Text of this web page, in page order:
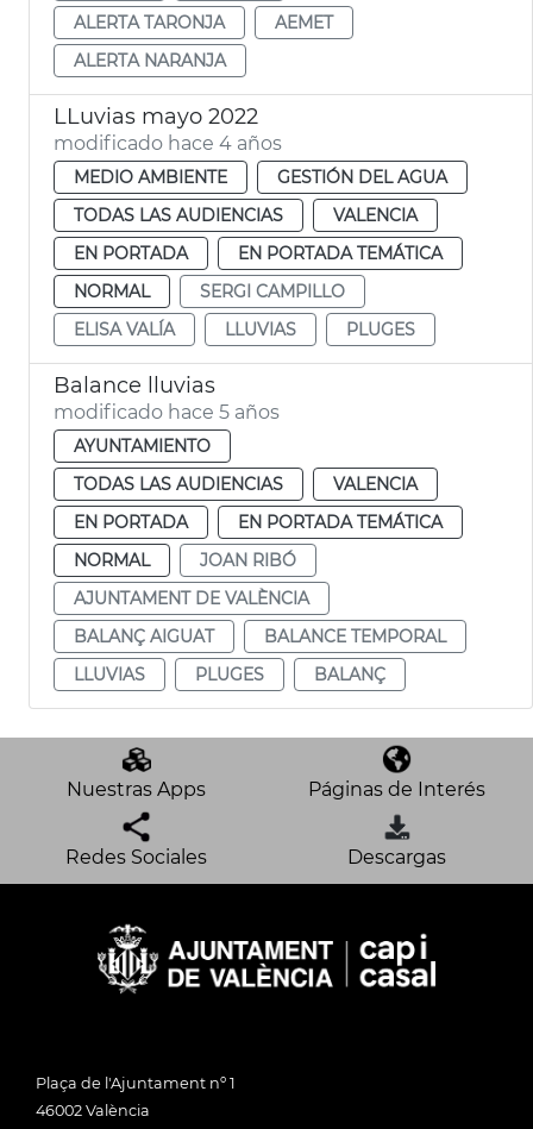
ALERTA TARONJA
AEMET
ALERTA NARANJA
LLuvias mayo 2022
modificado hace 4 años
MEDIO AMBIENTE
GESTIÓN DEL AGUA
TODAS LAS AUDIENCIAS
VALENCIA
EN PORTADA
EN PORTADA TEMÁTICA
NORMAL
SERGI CAMPILLO
ELISA VALÍA
LLUVIAS PLUGES
Balance lluvias
modificado hace 5 años
AYUNTAMIENTO
TODAS LAS AUDIENCIAS
VALENCIA
EN PORTADA
EN PORTADA TEMÁTICA
NORMAL
JOAN RIBÓ
AJUNTAMENT DE VALÈNCIA
BALANÇ AIGUAT
BALANCE TEMPORAL
LLUVIAS
PLUGES BALANÇ
Nuestras Apps Páginas de Interés
Redes Sociales Descargas
Plaça de l'Ajuntament nº 1
46002 València